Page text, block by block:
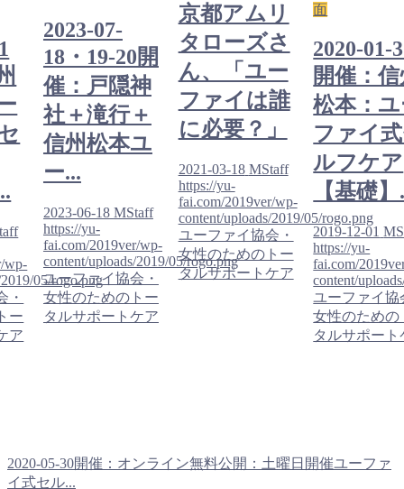
wp-
05/rogo.png
・
ー
ア
2023-07-
18・19-20開
催：戸隠神
社＋滝行＋
信州松本ユ
ー...
2023-06-18 MStaff
https://yu-
fai.com/2019ver/wp-
content/uploads/2019/05/rogo.png
ユーファイ協会・
女性のためのトー
タルサポートケア
京都アムリ
タローズさ
ん、「ユー
ファイは誰
に必要？」
2021-03-18 MStaff
https://yu-
fai.com/2019ver/wp-
content/uploads/2019/05/rogo.png
ユーファイ協会・
女性のためのトー
タルサポートケア
面
2020-01-
開催：
松本：
ファイ
ルフケア
【基礎
2019-12-01
https://yu-
fai.com/
content/
ユーファイ協
女性のための
タルサポート
2020-05-30開催：オンライン無料公開：土曜日開催ユーファ
イ式セル...